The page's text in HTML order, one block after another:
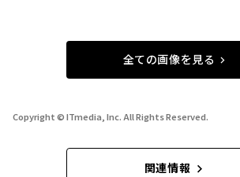
全ての画像を見る
Copyright © ITmedia, Inc. All Rights Reserved.
関連情報